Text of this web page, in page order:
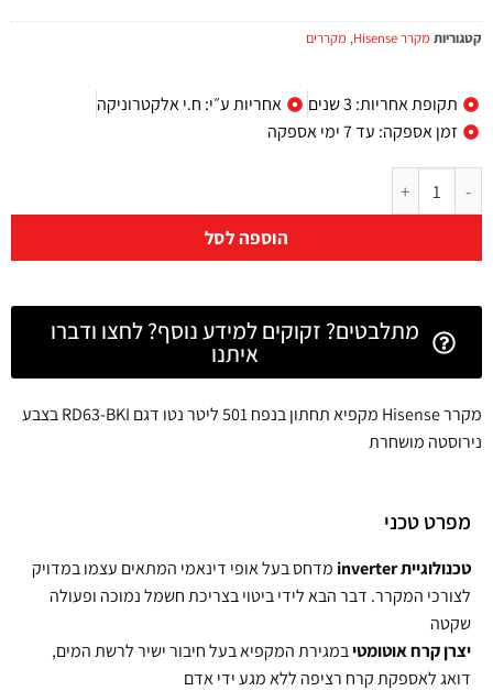
קטגוריות מקרר Hisense , מקררים
תקופת אחריות: 3 שנים
אחריות ע״י: ח.י אלקטרוניקה
זמן אספקה: עד 7 ימי אספקה
הוספה לסל
מתלבטים? זקוקים למידע נוסף? לחצו ודברו
איתנו
מקרר Hisense מקפיא תחתון בנפח 501 ליטר נטו דגם RD63-BKI בצבע
נירוסטה מושחרת
מפרט טכני
טכנולוגייתinverter מדחס בעל אופי דינאמי המתאים עצמו במדויק
לצורכי המקרר. דבר הבא לידי ביטוי בצריכת חשמל נמוכה ופעולה
שקטה
יצרן קרח אוטומטיבמגירת המקפיא בעל חיבור ישיר לרשת המים,
דואג לאספקת קרח רציפה ללא מגע ידי אדם